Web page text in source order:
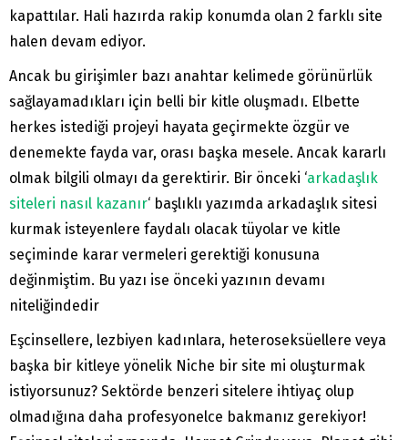
kapattılar. Hali hazırda rakip konumda olan 2 farklı site
halen devam ediyor.
Ancak bu girişimler bazı anahtar kelimede görünürlük
sağlayamadıkları için belli bir kitle oluşmadı. Elbette
herkes istediği projeyi hayata geçirmekte özgür ve
denemekte fayda var, orası başka mesele. Ancak kararlı
olmak bilgili olmayı da gerektirir. Bir önceki ‘arkadaşlık
siteleri nasıl kazanır‘ başlıklı yazımda arkadaşlık sitesi
kurmak isteyenlere faydalı olacak tüyolar ve kitle
seçiminde karar vermeleri gerektiği konusuna
değinmiştim. Bu yazı ise önceki yazının devamı
niteliğindedir
Eşcinsellere, lezbiyen kadınlara, heteroseksüellere veya
başka bir kitleye yönelik Niche bir site mi oluşturmak
istiyorsunuz? Sektörde benzeri sitelere ihtiyaç olup
olmadığına daha profesyonelce bakmanız gerekiyor!